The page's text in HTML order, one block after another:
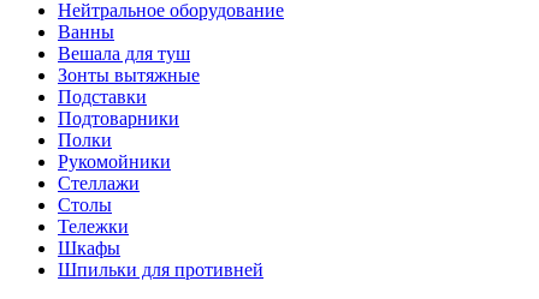
Нейтральное оборудование
Ванны
Вешала для туш
Зонты вытяжные
Подставки
Подтоварники
Полки
Рукомойники
Стеллажи
Столы
Тележки
Шкафы
Шпильки для противней